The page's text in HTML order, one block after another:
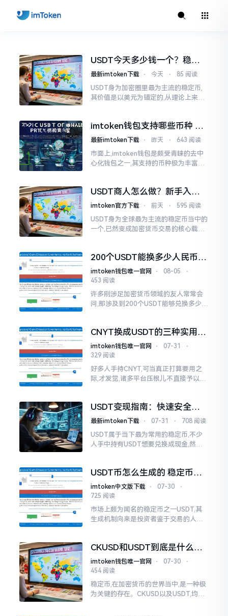
USDT今天多少钱一个？稳定
币价格波动真相
最新imtoken下载 ⋅ 今天 ⋅ 85 阅读
USDT身为加密圈里最为主流的稳定币,
其价值是以美元为锚定的,从理论上来说
绪以及资金流向均存在差异
imtoken钱包支持哪些币种 主
流币山寨币全都有
最新imtoken下载 ⋅ 昨天 ⋅ 643 阅读
市面上,imtoken钱包是颇受青睐的去中
心化钱包之一,其支持的币种极为丰富。
详尽聊聊
USDT商人怎么做？新手入门
到盈利的完整指南
imtoken官方下载 ⋅ 前天 ⋅ 595 阅读
USDT身为全球最为主流的稳定币当中的
一个,已然变成加密货币交易的核心载体,
实战
200个USDT能换多少人民币
实时汇率换算指南
imtoken钱包唯一官网 ⋅ 08-05
⋅
453 阅读
许多刚涉足加密货币领域的友人常常会
问,那涉及到200个USDT能够兑换多少人
等同于1美元
CNYT换成USDT的三种实用方
法
imtoken钱包唯一官网 ⋅ 07-31
⋅
329 阅读
好多人手持CNYT,可当真正打算要用之
际,才发觉,诸多平台压根儿不直接予以该
实际上
USDT变现指南：快速安全卖
出USDT的方法
最新imtoken下载 ⋅ 07-31 ⋅ 708 阅读
USDT属于当下最为常用的稳定币,不少
人手中持有USDT想要兑换成现金,然而
台
USDT币怎么生成的 稳定币背
后原理
imtoken中文版下载 ⋅ 07-30
⋅
725 阅读
市场上颇为闻名的稳定币之一USDT,其
生成机制向来是投资者鉴于交易的人聚
CKUSD和USDT到底是什么币
种
imtoken钱包唯一官网 ⋅ 07-30
⋅
454 阅读
稳定币,在加密货币的世界当中,是一种极
为关键的存在。CKUSD以及USDT,均属